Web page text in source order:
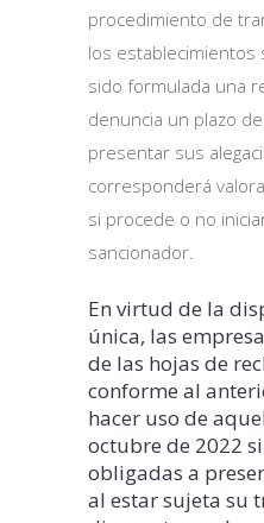
procedimiento de
los establecimientos
sido formulada una
denuncia un plazo
presentar sus
corresponderá
si procede o no
sancionador.
En virtud de la
única, las
de las hojas de
conforme al
hacer uso de
octubre de 2022
obligadas a
al estar sujeta su